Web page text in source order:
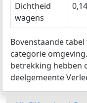
Dichtheid
wagens
0,14
Bovenstaande
categorie
betrekking hebben
deelgemeente